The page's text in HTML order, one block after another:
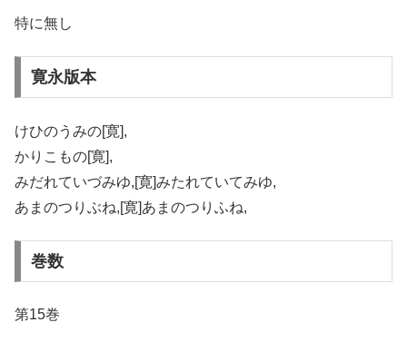
特に無し
寛永版本
けひのうみの[寛],
かりこもの[寛],
みだれていづみゆ,[寛]みたれていてみゆ,
あまのつりぶね,[寛]あまのつりふね,
巻数
第15巻